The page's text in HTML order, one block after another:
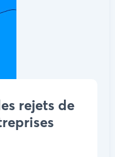
rejets de